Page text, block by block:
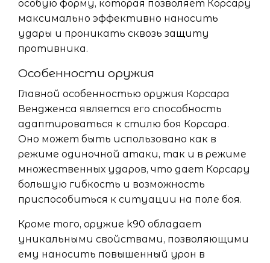
особую форму, которая позволяет Корсару
максимально эффективно наносить
удары и проникать сквозь защиту
противника.
Особенности оружия
Главной особенностью оружия Корсара
Вендженса является его способность
адаптироваться к стилю боя Корсара.
Оно может быть использовано как в
режиме одиночной атаки, так и в режиме
множественных ударов, что дает Корсару
большую гибкость и возможность
приспособиться к ситуации на поле боя.
Кроме того, оружие k90 обладает
уникальными свойствами, позволяющими
ему наносить повышенный урон в